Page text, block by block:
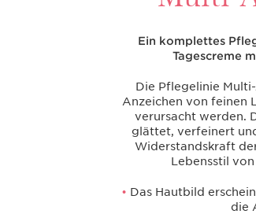
Ein komplettes
Tagescreme
Die Pflegelinie
Anzeichen von feinen
verursacht werden.
glättet, verfeinert
Widerstandskraft
Lebensstil
• Das Hautbild
die